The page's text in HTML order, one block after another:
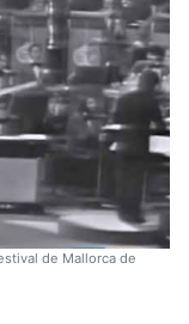
de Mallorca de